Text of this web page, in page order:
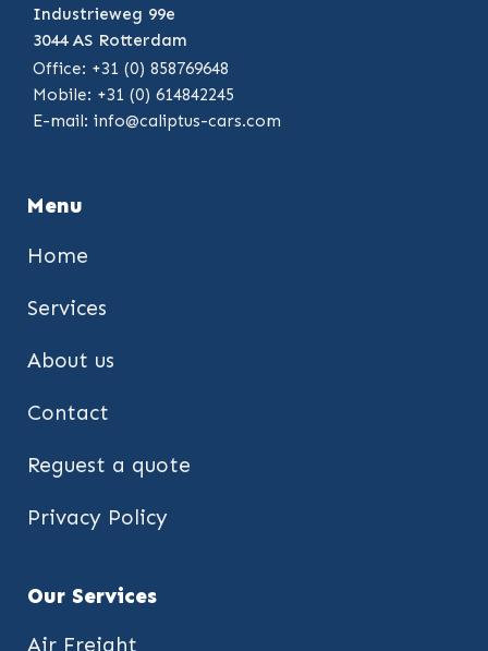
Industrieweg 99e
3044 AS Rotterdam
Office: +31 (0) 858769648
Mobile: +31 (0) 614842245
E-mail: info@caliptus-cars.com
Menu
Home
Services
About us
Contact
Reguest a quote
Privacy Policy
Our Services
Air Freight